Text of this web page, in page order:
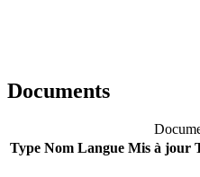
Documents
Type Nom Langue Mis à jour